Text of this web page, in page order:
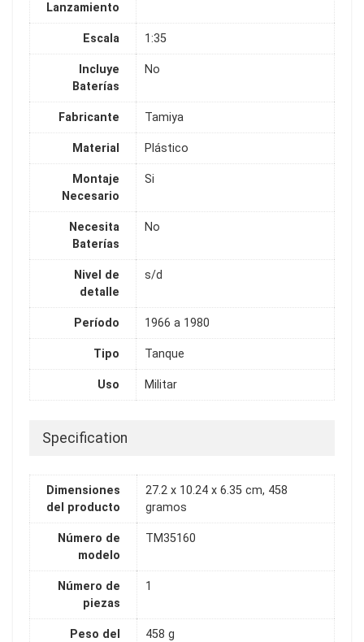
Lanzamiento
Escala 1:35
Incluye
Baterías
No
Fabricante Tamiya
Material Plástico
Montaje
Necesario
Si
Necesita
Baterías
No
Nivel de
detalle
s/d
Período 1966 a 1980
Tipo Tanque
Uso Militar
Specification
Dimensiones
del producto
27.2 x 10.24 x 6.35 cm, 458
gramos
Número de
modelo
TM35160
Número de
piezas
1
Peso del 458 g